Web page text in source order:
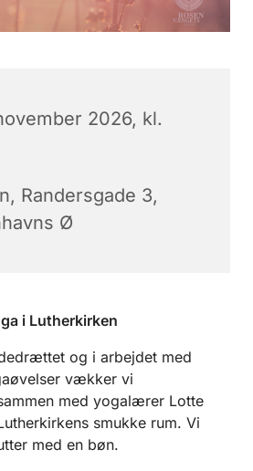
2026, kl.
Randersgade 3,
Ø
i Lutherkirken
og i arbejdet med
vækker vi
med yogalærer Lotte
smukke rum. Vi
med en bøn.